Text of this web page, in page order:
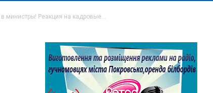
министры! Реакция на кадровые...
Блогеров
на кадровые